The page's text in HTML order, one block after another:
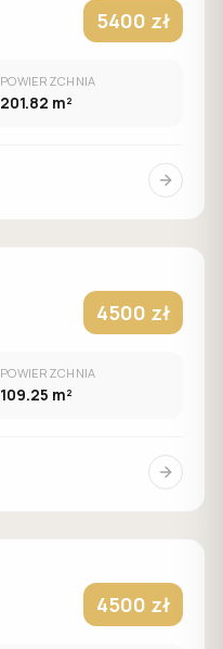
5400 zł
POWIERZCHNIA
201.82 m²
4500 zł
POWIERZCHNIA
109.25 m²
4500 zł